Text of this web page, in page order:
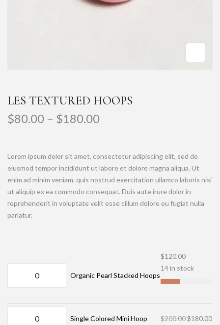
LES TEXTURED HOOPS
$80.00 – $180.00
Lorem ipsum dolor sit amet, consectetur adipiscing elit, sed do
eiusmod tempor incididunt ut labore et dolore magna aliqua. Ut
enim ad minim veniam, quis nostrud exercitation ullamco laboris nisi
ut aliquip ex ea commodo consequat. Duis aute irure dolor in
reprehenderit in voluptate velit esse cillum dolore eu fugiat nulla
pariatur.
Organic Pearl Stacked Hoops
$120.00
14 in stock
Single Colored Mini Hoop $200.00$180.00